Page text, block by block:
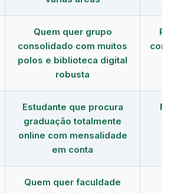
Quem quer grupo
consolidado com muitos
polos e biblioteca digital
robusta
com
Estudante que procura
graduação totalmente
online com mensalidade
em conta
Quem quer faculdade